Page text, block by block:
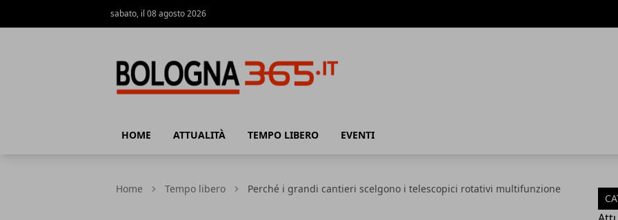
sabato, il 08 agosto 2026
HOME ATTUALITÀ TEMPO LIBERO EVENTI
Home Tempo libero Perché i grandi cantieri scelgono i telescopici rotativi multifunzione